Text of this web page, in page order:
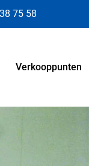
75 58
Verkooppunten